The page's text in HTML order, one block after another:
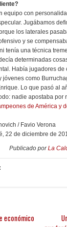
equipo con
Jugábamos
los laterales
y se
tenía una técnica
determinadas
Había jugadores de
jóvenes como
Lo que pasó al
nadie apostaba por
de América y
/ Favio Verona
22 de diciembre de
Publicado porLa
económico